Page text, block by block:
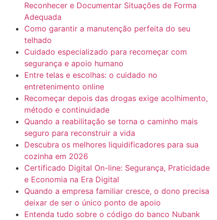
Reconhecer e Documentar Situações de Forma
Adequada
Como garantir a manutenção perfeita do seu
telhado
Cuidado especializado para recomeçar com
segurança e apoio humano
Entre telas e escolhas: o cuidado no
entretenimento online
Recomeçar depois das drogas exige acolhimento,
método e continuidade
Quando a reabilitação se torna o caminho mais
seguro para reconstruir a vida
Descubra os melhores liquidificadores para sua
cozinha em 2026
Certificado Digital On-line: Segurança, Praticidade
e Economia na Era Digital
Quando a empresa familiar cresce, o dono precisa
deixar de ser o único ponto de apoio
Entenda tudo sobre o código do banco Nubank